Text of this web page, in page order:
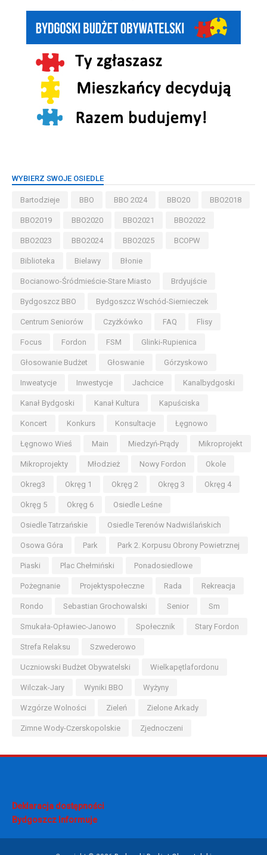
WYBIERZ SWOJE OSIEDLE
Bartodzieje BBO BBO 2024 BBO20 BBO2018
BBO2019 BBO2020 BBO2021 BBO2022
BBO2023 BBO2024 BBO2025 BCOPW
Biblioteka Bielawy Błonie
Bocianowo-Śródmieście-Stare Miasto Brdyujście
Bydgoszcz BBO Bydgoszcz Wschód-Siernieczek
Centrum Seniorów Czyżkówko FAQ Flisy
Focus Fordon FSM Glinki-Rupienica
Głosowanie Budżet Głoswanie Górzyskowo
Inweatycje Inwestycje Jachcice Kanalbydgoski
Kanał Bydgoski Kanał Kultura Kapuściska
Koncert Konkurs Konsultacje Łęgnowo
Łęgnowo Wieś Main Miedzyń-Prądy Mikroprojekt
Mikroprojekty Młodzież Nowy Fordon Okole
Okreg3 Okręg 1 Okręg 2 Okręg 3 Okręg 4
Okręg 5 Okręg 6 Osiedle Leśne
Osiedle Tatrzańskie Osiedle Terenów Nadwiślańskich
Osowa Góra Park Park 2. Korpusu Obrony Powietrznej
Piaski Plac Chełmiński Ponadosiedlowe
Pożegnanie Projektyspołeczne Rada Rekreacja
Rondo Sebastian Grochowalski Senior Sm
Smukała-Opławiec-Janowo Społecznik Stary Fordon
Strefa Relaksu Szwederowo
Uczniowski Budżet Obywatelski Wielkapętlafordonu
Wilczak-Jary Wyniki BBO Wyżyny
Wzgórze Wolności Zieleń Zielone Arkady
Zimne Wody-Czerskopolskie Zjednoczeni
Deklaracja dostępności
Bydgoszcz Informuje